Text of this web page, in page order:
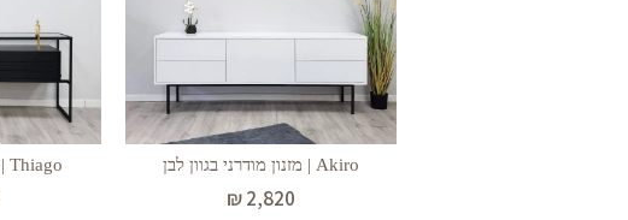
Akiro | מזנון מודרני בגוון לבן
₪2,820
Thiago | מזנון בחיפוי זכוכית